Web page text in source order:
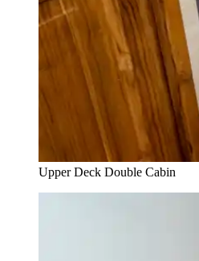
Upper Deck Double Cabin